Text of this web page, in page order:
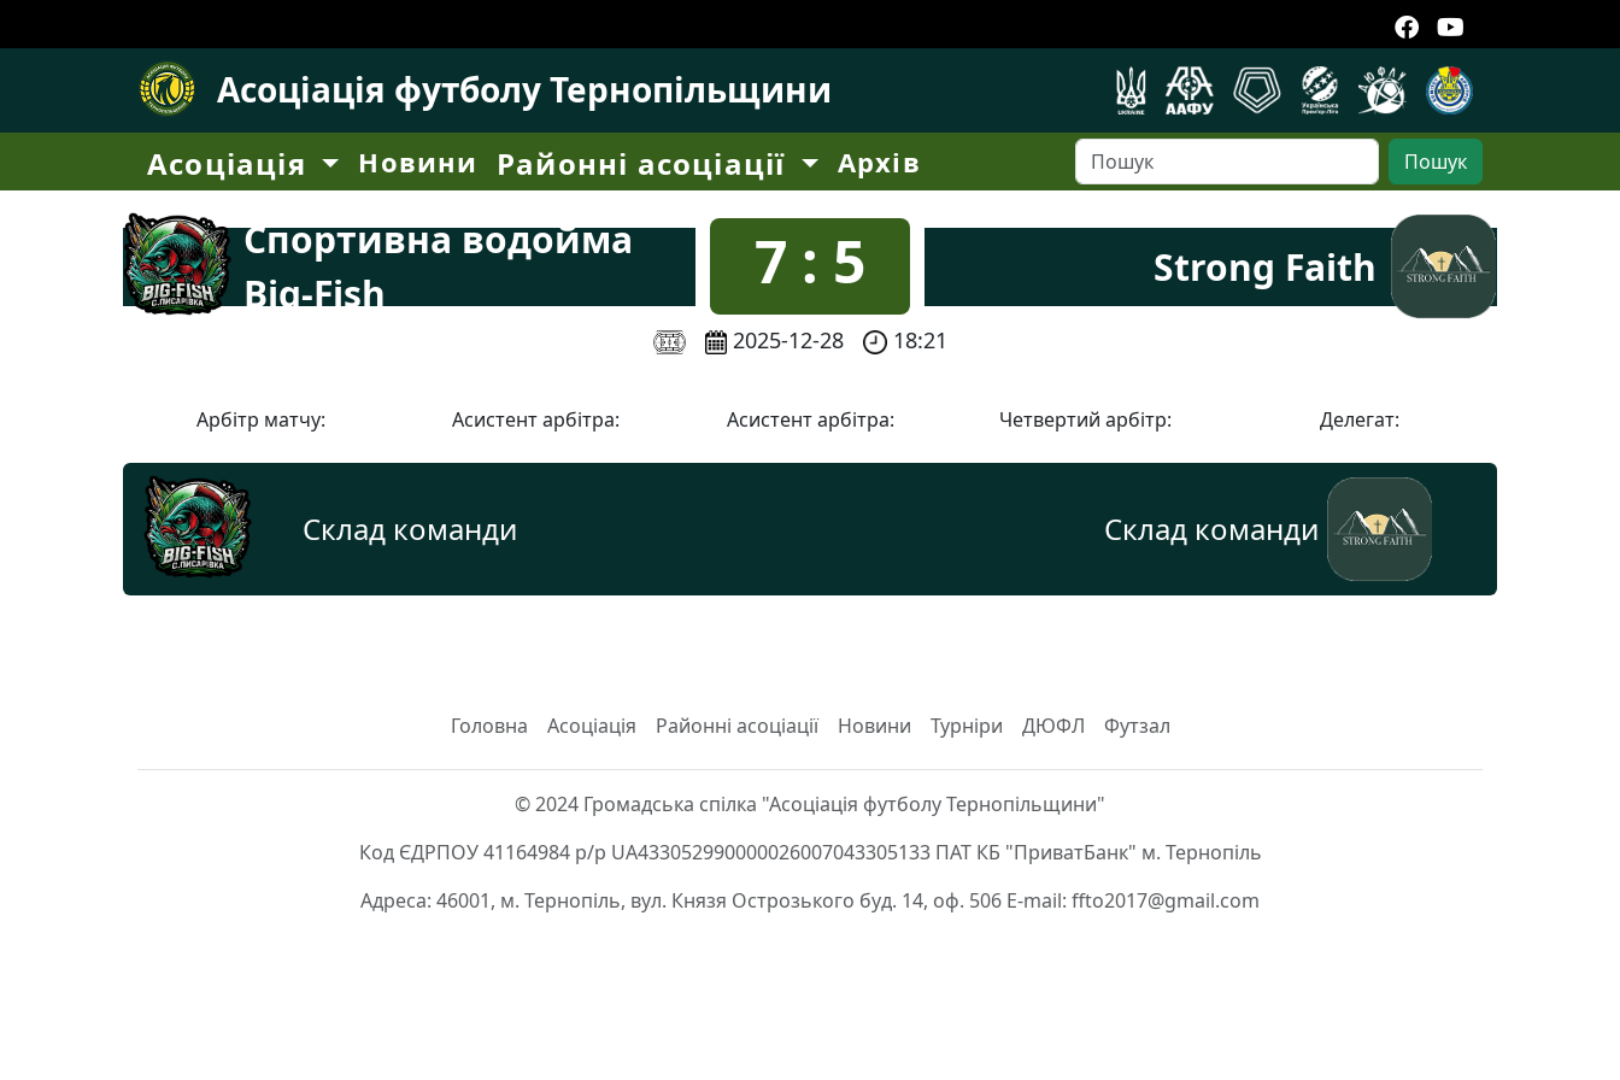
Асоціація футболу Тернопільщини
Асоціація Новини Районні асоціації Архів Пошук
Спортивна водойма
Big-Fish
7 : 5 Strong Faith
2025-12-28 18:21
Арбітр матчу: Асистент арбітра: Асистент арбітра: Четвертий арбітр: Делегат:
Склад команди Склад команди
Головна Асоціація Районні асоціації Новини Турніри ДЮФЛ Футзал
© 2024 Громадська спілка "Асоціація футболу Тернопільщини"
Код ЄДРПОУ 41164984 р/р UA433052990000026007043305133 ПАТ КБ "ПриватБанк" м. Тернопіль
Адреса: 46001, м. Тернопіль, вул. Князя Острозького буд. 14, оф. 506 E-mail: ffto2017@gmail.com